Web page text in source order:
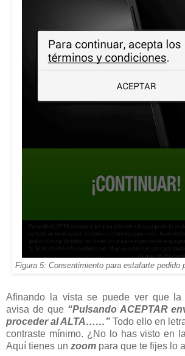
Figura 5: Consentimiento para estafarte pedido
Afinando la vista se puede ver que la
avisa de que “Pulsando ACEPTAR
proceder al ALTA……” Todo ello en
contraste mínimo. ¿No lo has visto en
Aquí tienes un zoom para que te fijes lo